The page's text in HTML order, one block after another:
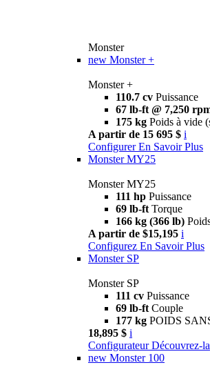
Monster
new Monster +
Monster +
110.7 cv Puissance
67 lb-ft @ 7,250
175 kg Poids à vide
A partir de 15 695 $ i
Configurer En Savoir Plus
Monster MY25
Monster MY25
111 hp Puissance
69 lb-ft Torque
166 kg (366 lb)
A partir de $15,195 i
Configurez En Savoir Plus
Monster SP
Monster SP
111 cv Puissance
69 lb-ft Couple
177 kg POIDS
18,895 $ i
Configurateur Découvrez-la
new Monster 100